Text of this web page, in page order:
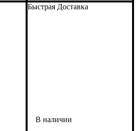
Быстрая Доставка